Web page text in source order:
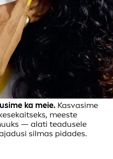
ka meie. Kasvasime
meeste
— alati teadusele
silmas pidades.